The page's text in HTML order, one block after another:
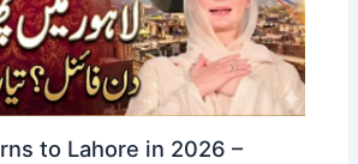
to Lahore in 2026 –